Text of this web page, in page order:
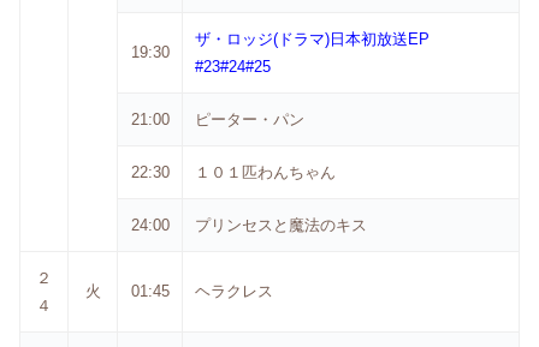
19:30
ザ・ロッジ(ドラマ)日本初放送EP
#23#24#25
21:00 ピーター・パン
22:30 １０１匹わんちゃん
24:00 プリンセスと魔法のキス
２
４
火 01:45 ヘラクレス